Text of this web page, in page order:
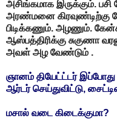
அசிங்கமாக இருக்கும். பசி
அரண்மனை கிரவுண்டிற்கு
பிடிக்கணும். அழணும்.
ஆஸ்பத்திரிக்கு சுகுணா
அவள் அழ வேண்டும் .
ஞானம் தியேட்ட்டர் இப்போது
ஆர்டர் செய்துவிட்டு,
மசால் வடை கிடைக்குமா?